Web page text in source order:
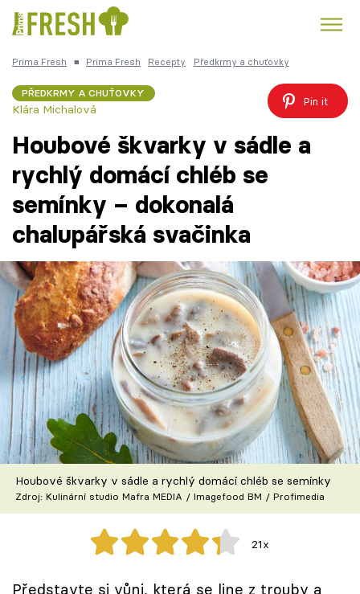
Česká kuchyně
Témata
Články
TV Program
Škola vaření
Recepty z TV
Speciál: Cuketa
Těhotnej kuchař
Sledujte prima+
Přihlášení
Prima Fresh ■ Prima Fresh Recepty Předkrmy a chuťovky
PŘEDKRMY A CHUŤOVKY
Klára Michalová
Pin it
Houbové škvarky v sádle a
rychlý domácí chléb se
semínky – dokonalá
chalupářská svačinka
Houbové škvarky v sádle a rychlý domácí chléb se semínky
Zdroj: Kulinární studio Mafra MEDIA / Imagefood BM / Profimedia
21x
Představte si vůni, která se line z trouby a